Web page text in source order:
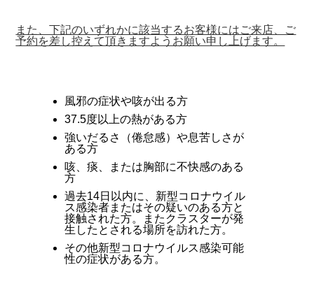
また、下記のいずれかに該当するお客様にはご来店、ご
予約を差し控えて頂きますようお願い申し上げます。
風邪の症状や咳が出る方
37.5度以上の熱がある方
強いだるさ（倦怠感）や息苦しさが
ある方
咳、痰、または胸部に不快感のある
方
過去14日以内に、新型コロナウイル
ス感染者またはその疑いのある方と
接触された方。またクラスターが発
生したとされる場所を訪れた方。
その他新型コロナウイルス感染可能
性の症状がある方。